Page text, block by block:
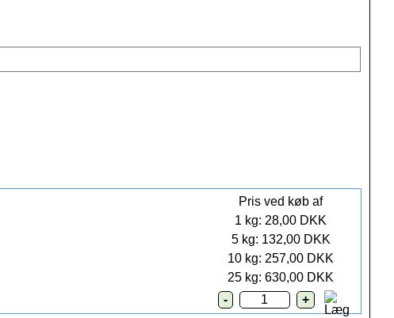
Pris ved køb af
1 kg: 28,00 DKK
5 kg: 132,00 DKK
10 kg: 257,00 DKK
25 kg: 630,00 DKK